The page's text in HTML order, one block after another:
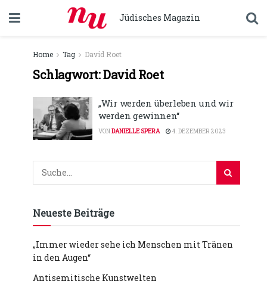
Jüdisches Magazin
Home Tag David Roet
Schlagwort:David Roet
„Wir werden überleben und wir
werden gewinnen“
VONDANIELLE SPERA 4. DEZEMBER 2023
Neueste Beiträge
„Immer wieder sehe ich Menschen mit Tränen
in den Augen“
Antisemitische Kunstwelten